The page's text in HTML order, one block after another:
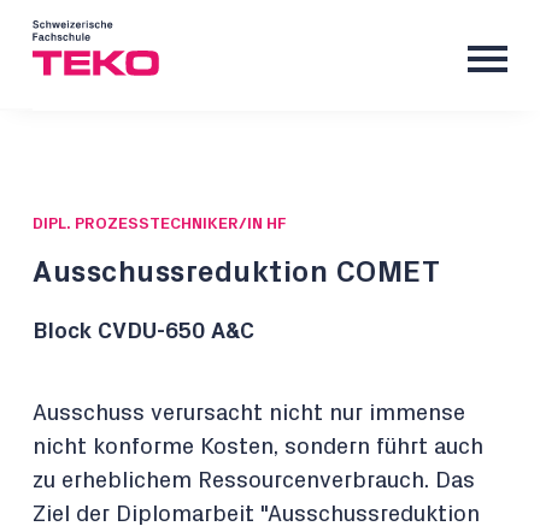
DIPL. PROZESSTECHNIKER/IN HF
Ausschussreduktion COMET
Block CVDU-650 A&C
Ausschuss verursacht nicht nur immense
nicht konforme Kosten, sondern führt auch
zu erheblichem Ressourcenverbrauch. Das
Ziel der Diplomarbeit "Ausschussreduktion